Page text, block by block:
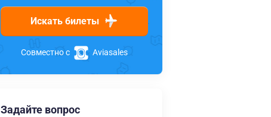
Искать билеты
Совместно с Aviasales
Задайте вопрос